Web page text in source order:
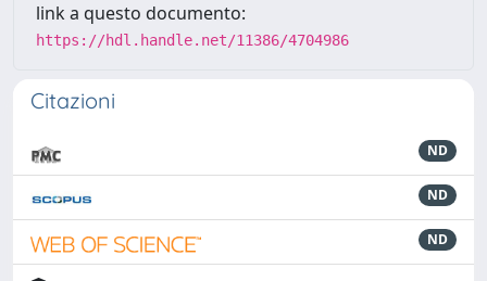
link a questo documento:
https://hdl.handle.net/11386/4704986
Citazioni
ND
ND
ND